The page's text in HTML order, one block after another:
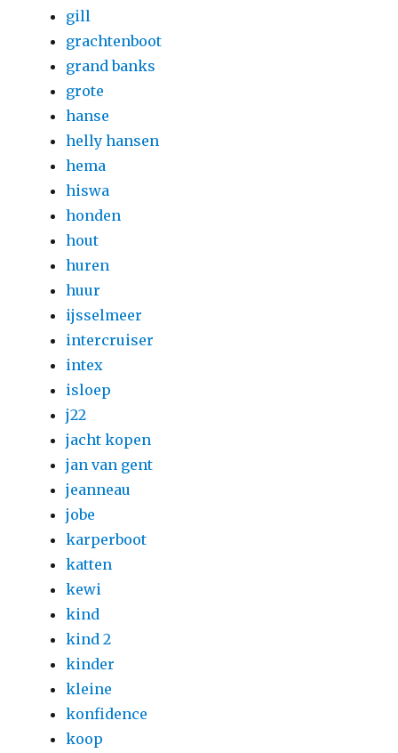
gill
grachtenboot
grand banks
grote
hanse
helly hansen
hema
hiswa
honden
hout
huren
huur
ijsselmeer
intercruiser
intex
isloep
j22
jacht kopen
jan van gent
jeanneau
jobe
karperboot
katten
kewi
kind
kind 2
kinder
kleine
konfidence
koop